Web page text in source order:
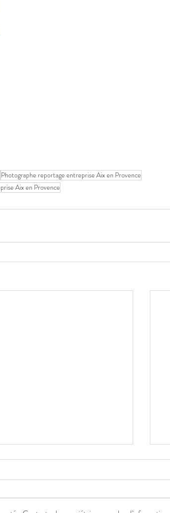
Photographe reportage entreprise Aix en Provence
Aix en Provence